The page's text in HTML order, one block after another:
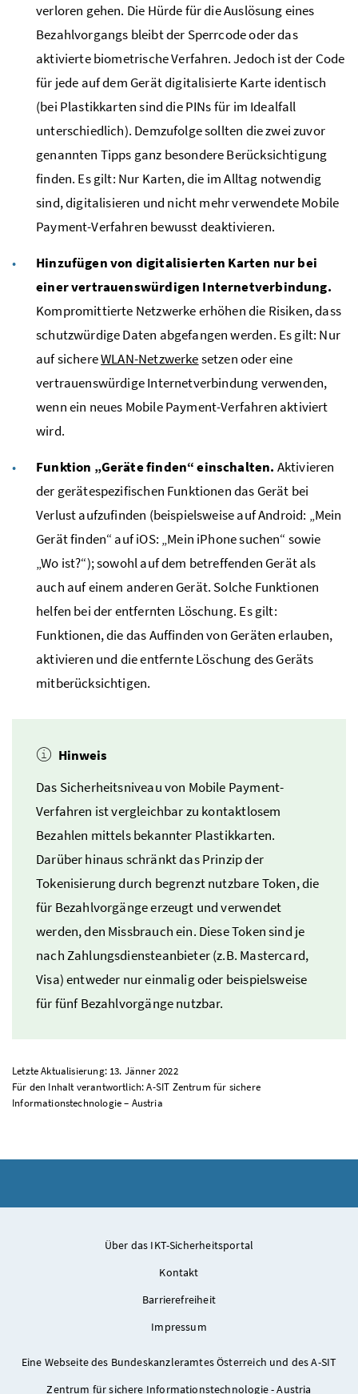
verloren gehen. Die Hürde für die Auslösung eines
Bezahlvorgangs bleibt der Sperrcode oder das
aktivierte biometrische Verfahren. Jedoch ist der Code
für jede auf dem Gerät digitalisierte Karte identisch
(bei Plastikkarten sind diePINsfür im Idealfall
unterschiedlich). Demzufolge sollten die zwei zuvor
genannten Tipps ganz besondere Berücksichtigung
finden. Es gilt: Nur Karten, die im Alltag notwendig
sind, digitalisieren und nicht mehr verwendete Mobile
Payment-Verfahren bewusst deaktivieren.
Hinzufügen von digitalisierten Karten nur bei
einer vertrauenswürdigen Internetverbindung.
Kompromittierte Netzwerke erhöhen die Risiken, dass
schutzwürdige Daten abgefangen werden. Es gilt: Nur
auf sichereWLAN-Netzwerkesetzen oder eine
vertrauenswürdige Internetverbindung verwenden,
wenn ein neues Mobile Payment-Verfahren aktiviert
wird.
Funktion „Geräte finden“ einschalten. Aktivieren
der gerätespezifischen Funktionen das Gerät bei
Verlust aufzufinden (beispielsweise auf Android: „Mein
Gerät finden“ auf iOS: „Mein iPhone suchen“ sowie
„Wo ist?“); sowohl auf dem betreffenden Gerät als
auch auf einem anderen Gerät. Solche Funktionen
helfen bei der entfernten Löschung. Es gilt:
Funktionen, die das Auffinden von Geräten erlauben,
aktivieren und die entfernte Löschung des Geräts
mitberücksichtigen.
Hinweis
Das Sicherheitsniveau von Mobile Payment-
Verfahren ist vergleichbar zu kontaktlosem
Bezahlen mittels bekannter Plastikkarten.
Darüber hinaus schränkt das Prinzip der
Tokenisierung durch begrenzt nutzbare Token, die
für Bezahlvorgänge erzeugt und verwendet
werden, den Missbrauch ein. Diese Token sind je
nach Zahlungsdiensteanbieter (z.B. Mastercard,
Visa) entweder nur einmalig oder beispielsweise
für fünf Bezahlvorgänge nutzbar.
Letzte Aktualisierung: 13. Jänner 2022
Für den Inhalt verantwortlich: A-SIT Zentrum für sichere
Informationstechnologie – Austria
Über das IKT-Sicherheitsportal
Kontakt
Barrierefreiheit
Impressum
Eine Webseite des Bundeskanzleramtes Österreich und des A-SIT
Zentrum für sichere Informationstechnologie - Austria